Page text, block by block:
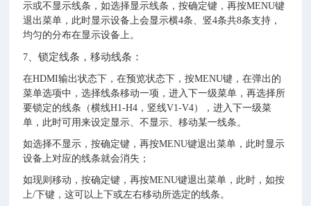
示或不显示线条，如选择显示线条，按确定键，再按MENU键
退出菜单，此时显示设备上会显示横4条、竖4条共8条支持，
均匀的分布在显示设备上。
7 、锁定线条，移动线条：
在HDMI输出状态下，在预览状态下，按MENU键，在弹出的
菜单选项中，选择线条移动一项，进入下一级菜单，再选择所
要锁定的线条（横线H1-H4，竖线V1-V4），进入下一级菜
单，此时可用来设定显示、不显示、移动某一线条。
如选择不显示，按确定键，再按MENU键退出菜单，此时显示
设备上对应的线条就会消失；
如现则移动，按确定键，再按MENU键退出菜单，此时，如按
上/下键，这可以上下或左右移动所选定的线条。